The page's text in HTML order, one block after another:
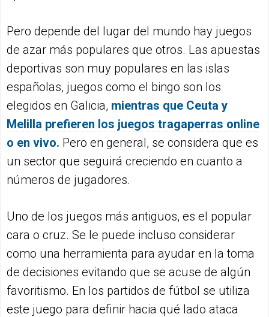
Pero depende del lugar del mundo hay juegos
de azar más populares que otros. Las apuestas
deportivas son muy populares en las islas
españolas, juegos como el bingo son los
elegidos en Galicia, mientras que Ceuta y
Melilla prefieren los juegos tragaperras online
o en vivo. Pero en general, se considera que es
un sector que seguirá creciendo en cuanto a
números de jugadores.
Uno de los juegos más antiguos, es el popular
cara o cruz. Se le puede incluso considerar
como una herramienta para ayudar en la toma
de decisiones evitando que se acuse de algún
favoritismo. En los partidos de fútbol se utiliza
este juego para definir hacia qué lado ataca